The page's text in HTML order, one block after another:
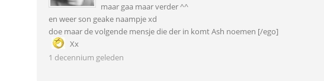
maar gaa maar verder ^^
en weer son geake naampje xd
doe maar de volgende mensje die der in komt Ash noemen [/ego]
Xx
1 decennium geleden